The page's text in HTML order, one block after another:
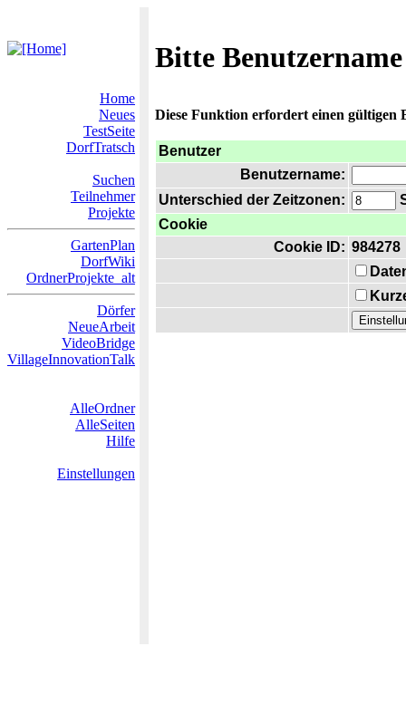
Bitte
Home
Neues
TestSeite
DorfTratsch
Suchen
Teilnehmer
Projekte
GartenPlan
DorfWiki
OrdnerProjekte_alt
Dörfer
NeueArbeit
VideoBridge
VillageInnovationTalk
AlleOrdner
AlleSeiten
Hilfe
Einstellungen
Diese Funktion erfordert einen gültigen
Benutzer
Benutzername:
Unterschied der Zeitzonen:
Cookie
Cookie ID: 984278